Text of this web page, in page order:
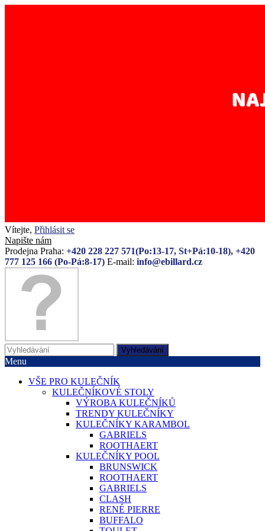
Vítejte, Přihlásit se
Napište nám
Prodejna Praha: +420 228 227 571(Po:13-17, St+Pá:10-18), +420
777 125 166 (Po-Pá:8-17) E-mail: info@ebillard.cz
Vyhledávání
Menu
VŠE PRO KULEČNÍK
KULEČNÍKOVÉ STOLY
VÝROBA KULEČNÍKŮ
TRENDY KULEČNÍKY
KULEČNÍKY KARAMBOL
GABRIELS
ROOTHAERT
KULEČNÍKY POOL
BRUNSWICK
ROOTHAERT
GABRIELS
CLASH
RENÉ PIERRE
BUFFALO